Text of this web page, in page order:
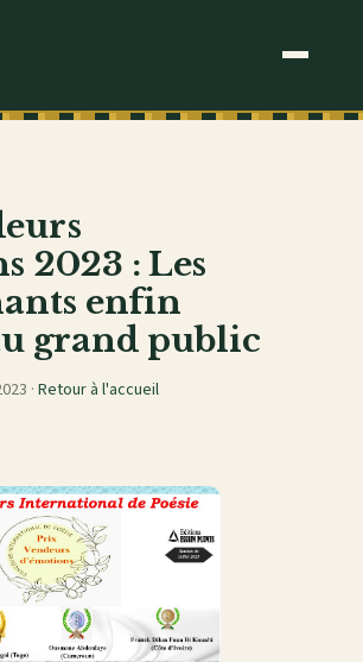
2023 : Les
enfin
grand public
· Retour à l'accueil